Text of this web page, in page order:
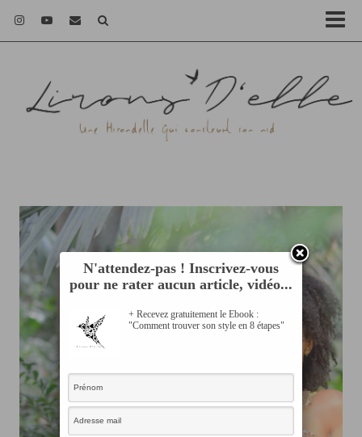
N'attendez-pas ! Inscrivez-vous
pour ne rater aucun article, vidéo...
+ Recevez gratuitement le Ebook :
"Comment trouver son style en 8 étapes"